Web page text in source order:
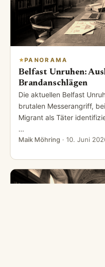
PANORAMA
Belfast Unruhen:
Brandanschlägen
Die aktuellen Belfast
brutalen Messerangriff,
Migrant als Täter
…
Maik Möhring · 10. Juni